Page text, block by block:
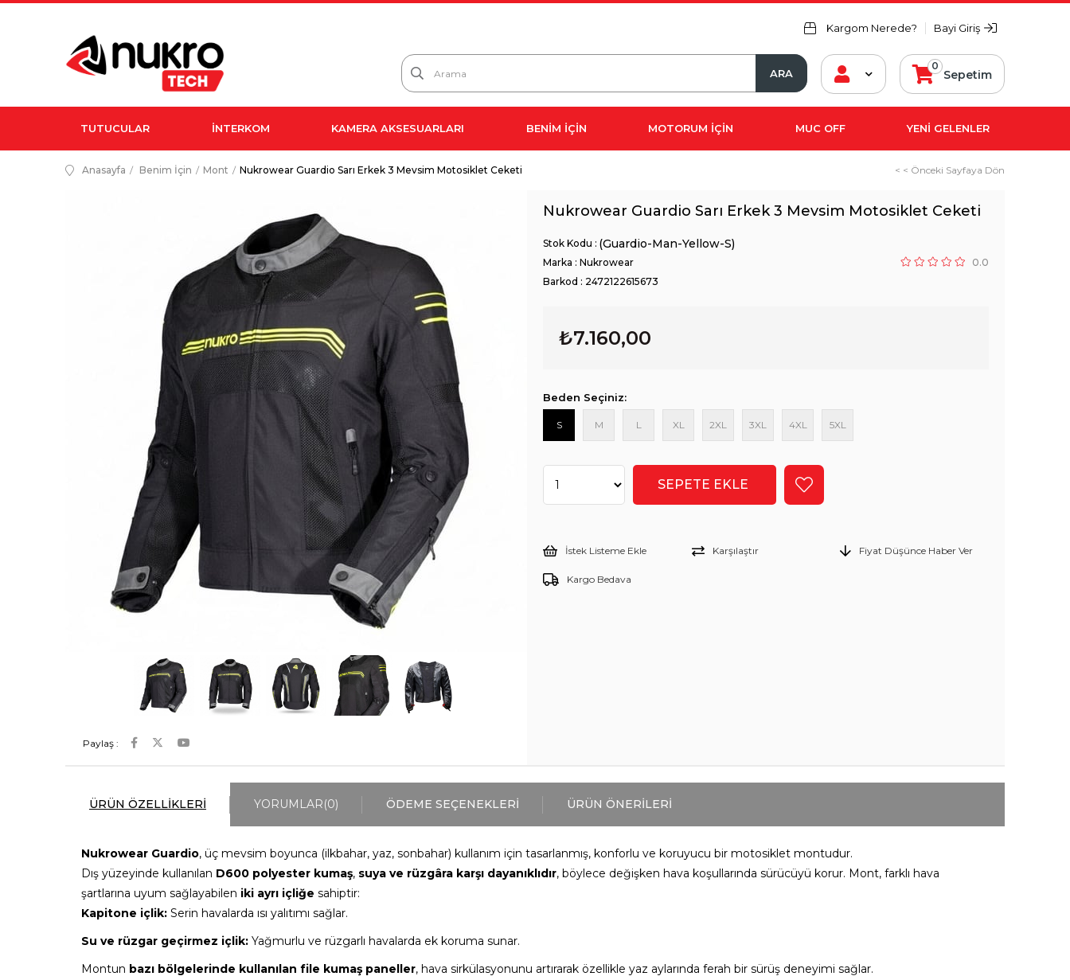
Kargom Nerede? Bayi Giriş
Sepetim
0
TUTUCULAR İNTERKOM KAMERA AKSESUARLARI BENİM İÇİN MOTORUM İÇİN MUC OFF YENİ GELENLER
Anasayfa Benim İçin Mont Nukrowear Guardio Sarı Erkek 3 Mevsim Motosiklet Ceketi < < Önceki Sayfaya Dön
Paylaş :
Nukrowear Guardio Sarı Erkek 3 Mevsim Motosiklet Ceketi
(Guardio-Man-Yellow-S)
Marka : Nukrowear
0.0
Barkod : 2472122615673
₺7.160,00
Beden Seçiniz:
S M L XL 2XL 3XL 4XL 5XL
İstek Listeme Ekle Karşılaştır Fiyat Düşünce Haber Ver
Kargo Bedava
ÜRÜN ÖZELLIKLERI YORUMLAR(0) ÖDEME SEÇENEKLERI ÜRÜN ÖNERILERI
Nukrowear Guardio, üç mevsim boyunca (ilkbahar, yaz, sonbahar) kullanım için tasarlanmış, konforlu ve koruyucu bir motosiklet montudur.
Dış yüzeyinde kullanılan D600 polyester kumaş, suya ve rüzgâra karşı dayanıklıdır, böylece değişken hava koşullarında sürücüyü korur. Mont, farklı hava
şartlarına uyum sağlayabilen iki ayrı içliğe sahiptir:
Kapitone içlik: Serin havalarda ısı yalıtımı sağlar.
Su ve rüzgar geçirmez içlik: Yağmurlu ve rüzgarlı havalarda ek koruma sunar.
Montun bazı bölgelerinde kullanılan file kumaş paneller, hava sirkülasyonunu artırarak özellikle yaz aylarında ferah bir sürüş deneyimi sağlar.